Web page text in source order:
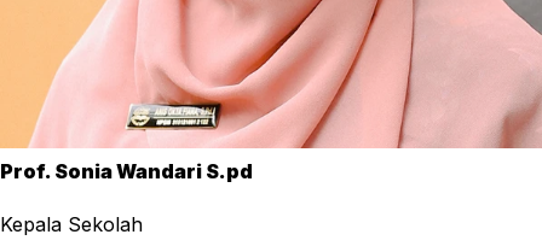
Prof. Sonia Wandari S.pd
Kepala Sekolah